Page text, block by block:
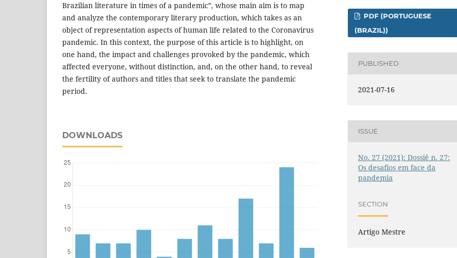
Brazilian literature in times of a pandemic”, whose main aim is to map
and analyze the contemporary literary production, which takes as an
object of representation aspects of human life related to the Coronavirus
pandemic. In this context, the purpose of this article is to highlight, on
one hand, the impact and challenges provoked by the pandemic, which
affected everyone, without distinction, and, on the other hand, to reveal
the fertility of authors and titles that seek to translate the pandemic
period.
DOWNLOADS
PDF (PORTUGUESE
(BRAZIL))
PUBLISHED
2021-07-16
ISSUE
No. 27 (2021): Dossiê n. 27:
Os desafios em face da
pandemia
SECTION
Artigo Mestre